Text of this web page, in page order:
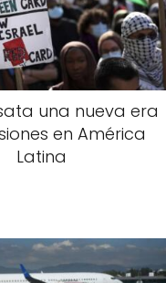
una nueva era
en América
Latina